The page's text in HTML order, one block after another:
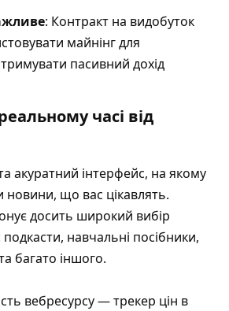
: Контракт на видобуток
майнінг для
пасивний дохід
часі від
акуратний інтерфейс, на якому
новини, що вас цікавлять.
досить широкий вибір
подкасти, навчальні посібники,
багато іншого.
вебресурсу — трекер цін в